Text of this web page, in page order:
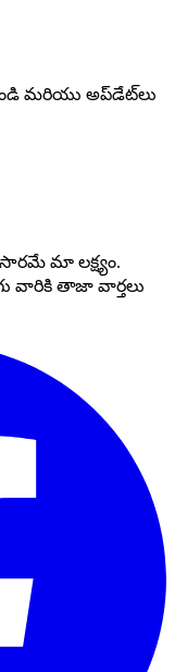
మరియు అప్‌డేట్‌లు
మా లక్ష్యం.
వారికి తాజా వార్తలు